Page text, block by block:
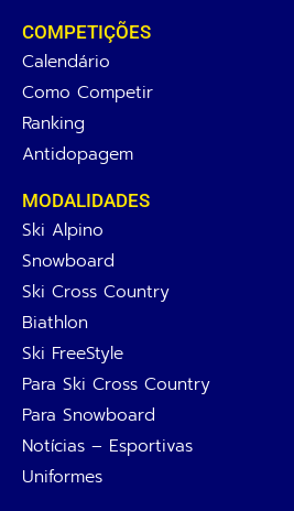
COMPETIÇÕES
Calendário
Como Competir
Ranking
Antidopagem
MODALIDADES
Ski Alpino
Snowboard
Ski Cross Country
Biathlon
Ski FreeStyle
Para Ski Cross Country
Para Snowboard
Notícias – Esportivas
Uniformes